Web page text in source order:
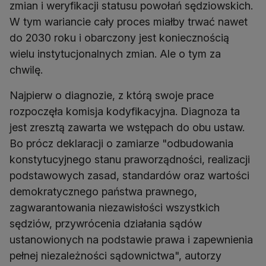
zmian i weryfikacji statusu powołań sędziowskich.
W tym wariancie cały proces miałby trwać nawet
do 2030 roku i obarczony jest koniecznością
wielu instytucjonalnych zmian. Ale o tym za
chwilę.
Najpierw o diagnozie, z którą swoje prace
rozpoczęła komisja kodyfikacyjna. Diagnoza ta
jest zresztą zawarta we wstępach do obu ustaw.
Bo prócz deklaracji o zamiarze "odbudowania
konstytucyjnego stanu praworządności, realizacji
podstawowych zasad, standardów oraz wartości
demokratycznego państwa prawnego,
zagwarantowania niezawisłości wszystkich
sędziów, przywrócenia działania sądów
ustanowionych na podstawie prawa i zapewnienia
pełnej niezależności sądownictwa", autorzy